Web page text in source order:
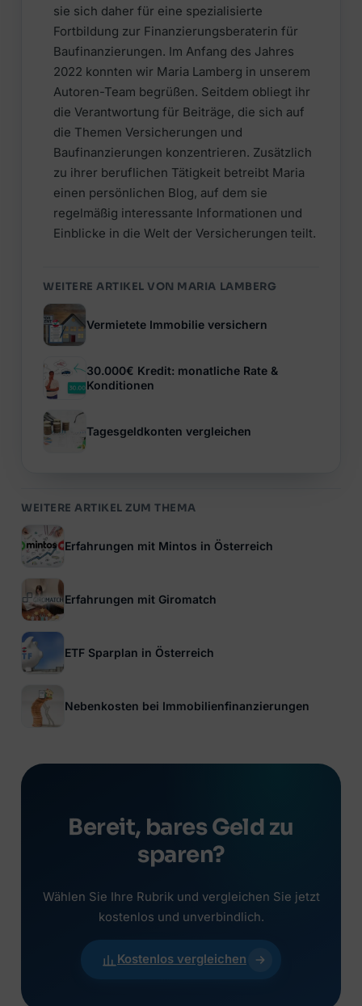
sie sich daher für eine spezialisierte
Fortbildung zur Finanzierungsberaterin für
Baufinanzierungen. Im Anfang des Jahres
2022 konnten wir Maria Lamberg in unserem
Autoren-Team begrüßen. Seitdem obliegt ihr
die Verantwortung für Beiträge, die sich auf
die Themen Versicherungen und
Baufinanzierungen konzentrieren. Zusätzlich
zu ihrer beruflichen Tätigkeit betreibt Maria
einen persönlichen Blog, auf dem sie
regelmäßig interessante Informationen und
Einblicke in die Welt der Versicherungen teilt.
WEITERE ARTIKEL VON MARIA LAMBERG
Vermietete Immobilie versichern
30.000€ Kredit: monatliche Rate &
Konditionen
Tagesgeldkonten vergleichen
WEITERE ARTIKEL ZUM THEMA
Erfahrungen mit Mintos in Österreich
Erfahrungen mit Giromatch
ETF Sparplan in Österreich
Nebenkosten bei Immobilienfinanzierungen
Bereit, bares Geld zu
sparen?
Wählen Sie Ihre Rubrik und vergleichen Sie jetzt
kostenlos und unverbindlich.
Kostenlos vergleichen